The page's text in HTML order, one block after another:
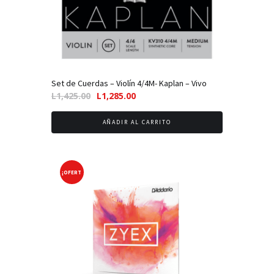
Set de Cuerdas – Violín 4/4M- Kaplan – Vivo
L1,425.00 El
original
era:
L1,285.00El
actual
es:
AÑADIR AL CARRITO
¡OFERT